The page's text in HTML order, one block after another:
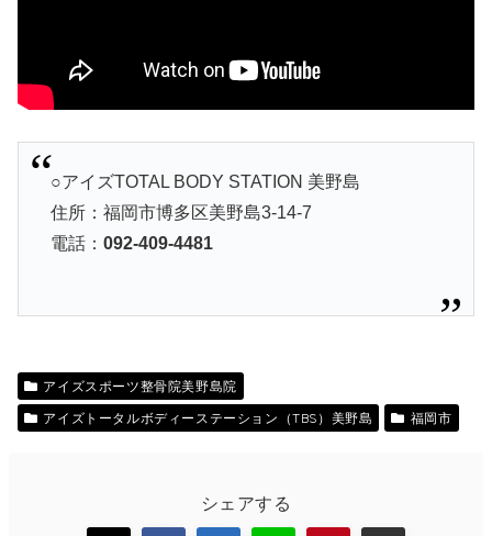
○アイズTOTAL BODY STATION 美野島
住所：福岡市博多区美野島3-14-7
電話： 092-409-4481
アイズスポーツ整骨院美野島院
アイズトータルボディーステーション（TBS）美野島
福岡市
シェアする